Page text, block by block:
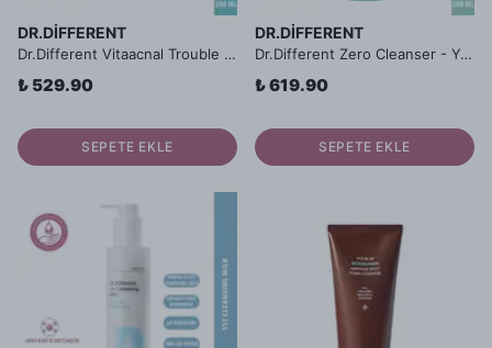
DR.DIFFERENT
Dr.Different Vitaacnal Trouble Cleansing Foam - Salisilik Asit Sitrik Asit İçerikli Akne Karşıtı Köpük Temizleyici
₺ 529.90
SEPETE EKLE
DR.DIFFERENT
Dr.Different Zero Cleanser - Yağlı Cilt Tipleri İçin Hafif Formüllü Köpük Temizleyici 2.Aşama
₺ 619.90
SEPETE EKLE